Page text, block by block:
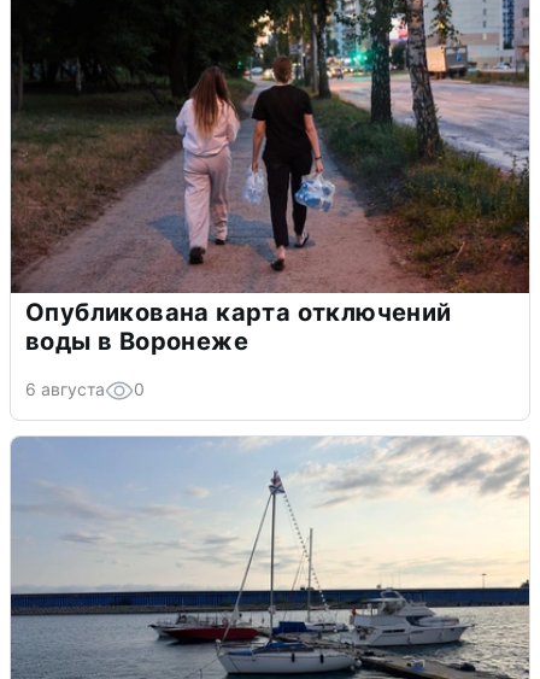
Опубликована карта отключений
воды в Воронеже
6 августа 0